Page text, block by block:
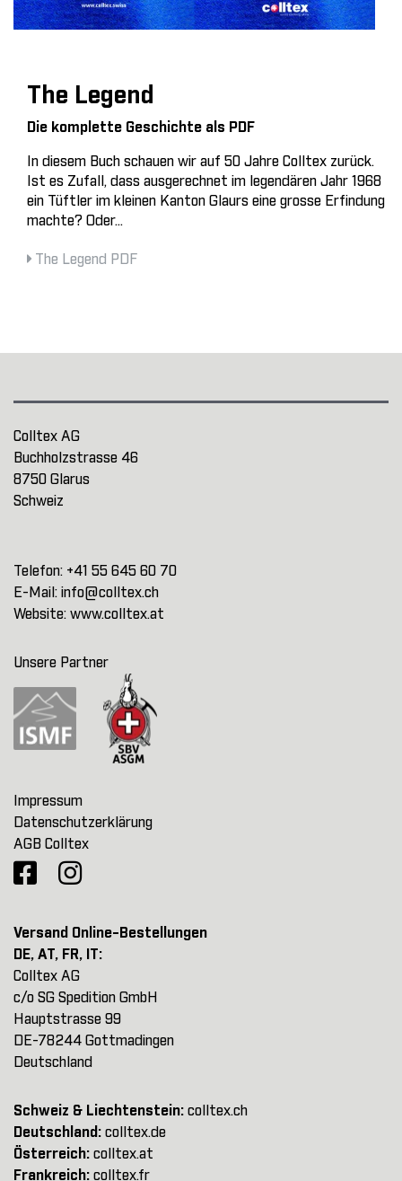
The Legend
Die komplette Geschichte als PDF
In diesem Buch schauen wir auf 50 Jahre Colltex zurück.
Ist es Zufall, dass ausgerechnet im legendären Jahr 1968
ein Tüftler im kleinen Kanton Glaurs eine grosse Erfindung
machte? Oder...
The Legend PDF
Colltex AG
Buchholzstrasse 46
8750 Glarus
Schweiz
Telefon: +41 55 645 60 70
E-Mail: info@colltex.ch
Website: www.colltex.at
Unsere Partner
Impressum
Datenschutzerklärung
AGB Colltex
Versand Online-Bestellungen
DE, AT, FR, IT:
Colltex AG
c/o SG Spedition GmbH
Hauptstrasse 99
DE-78244 Gottmadingen
Deutschland
Schweiz & Liechtenstein: colltex.ch
Deutschland: colltex.de
Österreich: colltex.at
Frankreich: colltex.fr